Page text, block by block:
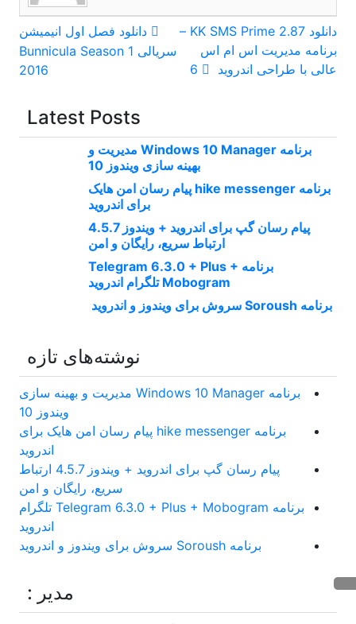
راهبری
نوشته
دانلود فصل اول انیمیشن
سریالی Bunnicula Season 1
2016
دانلود KK SMS Prime 2.87 –
برنامه مدیریت اس ام اس
عالی با طراحی اندروید 6
Latest Posts
برنامه Windows 10 Manager مدیریت و
بهینه سازی ویندوز 10
برنامه hike messenger پیام‌ رسان‌ امن هایک
برای اندروید
پیام رسان گپ برای اندروید + ویندوز 4.5.7
ارتباط سریع، رایگان و امن
برنامه Telegram 6.3.0 + Plus +
Mobogram تلگرام اندروید
برنامه Soroush سروش برای ویندوز و اندروید
نوشته‌های تازه
برنامه Windows 10 Manager مدیریت و بهینه سازی
ویندوز 10
برنامه hike messenger پیام‌ رسان‌ امن هایک برای
اندروید
پیام رسان گپ برای اندروید + ویندوز 4.5.7 ارتباط
سریع، رایگان و امن
برنامه Telegram 6.3.0 + Plus + Mobogram تلگرام
اندروید
برنامه Soroush سروش برای ویندوز و اندروید
مدیر :